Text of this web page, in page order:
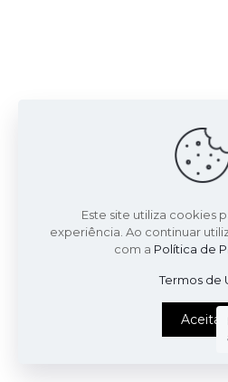
Este site utiliza cookies
experiência. Ao continuar
com a Política de
Termos de
Aceitar